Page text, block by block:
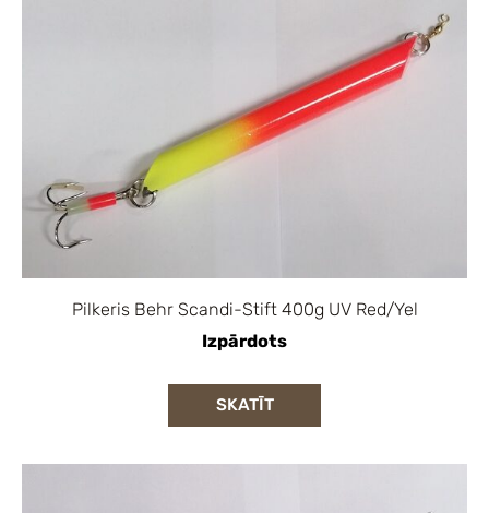
Pilkeris Behr Scandi-Stift 400g UV Red/Yel
Izpārdots
SKATĪT